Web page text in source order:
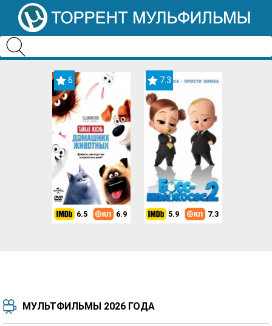
6
6.5 6.9
7.3
5.9 7.3
МУЛЬТФИЛЬМЫ 2026 ГОДА